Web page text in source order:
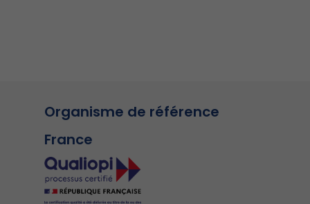
Organisme de référence
France